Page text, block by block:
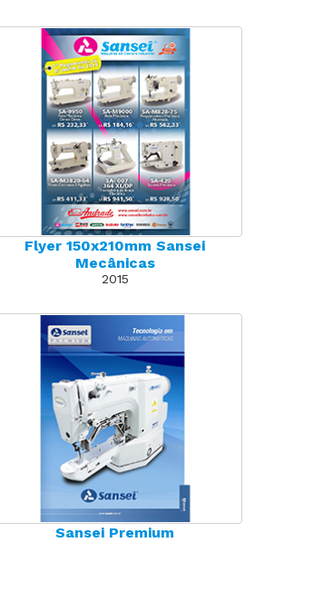
Flyer 150x210mm Sansei
Mecânicas
2015
Sansei Premium